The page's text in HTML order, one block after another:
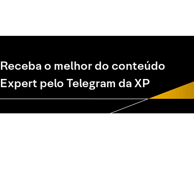
Receba o melhor do conteúdo
Expert pelo Telegram da XP